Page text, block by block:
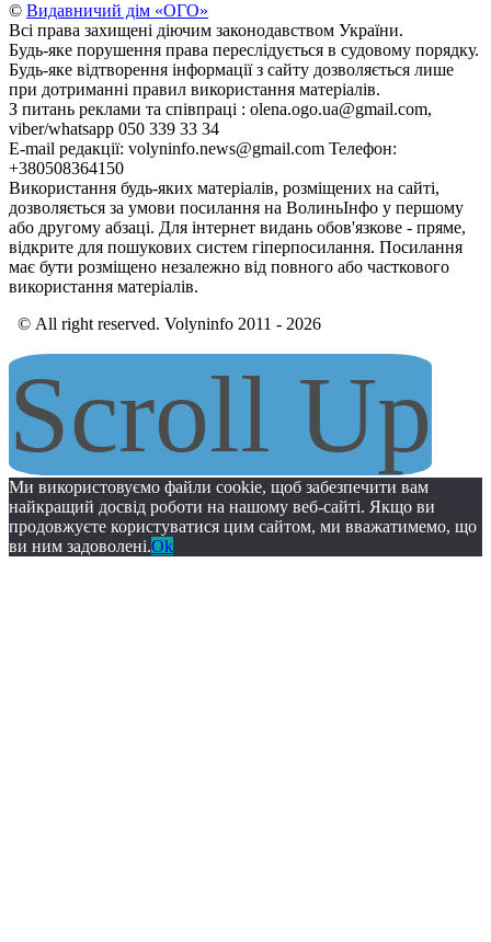
© Видавничий дім «ОГО»
Всі права захищені діючим законодавством України.
Будь-яке порушення права переслідується в судовому порядку.
Будь-яке відтворення інформації з сайту дозволяється лише
при дотриманні правил використання матеріалів.
З питань реклами та співпраці : olena.ogo.ua@gmail.com,
viber/whatsapp 050 339 33 34
E-mail редакції: volyninfo.news@gmail.com Телефон:
+380508364150
Використання будь-яких матеріалів, розміщених на сайті,
дозволяється за умови посилання на ВолиньІнфо у першому
або другому абзаці. Для інтернет видань обов'язкове - пряме,
відкрите для пошукових систем гіперпосилання. Посилання
має бути розміщено незалежно від повного або часткового
використання матеріалів.
© All right reserved. Volyninfo 2011 - 2026
Scroll Up
Ми використовуємо файли cookie, щоб забезпечити вам
найкращий досвід роботи на нашому веб-сайті. Якщо ви
продовжуєте користуватися цим сайтом, ми вважатимемо, що
ви ним задоволені.Ok